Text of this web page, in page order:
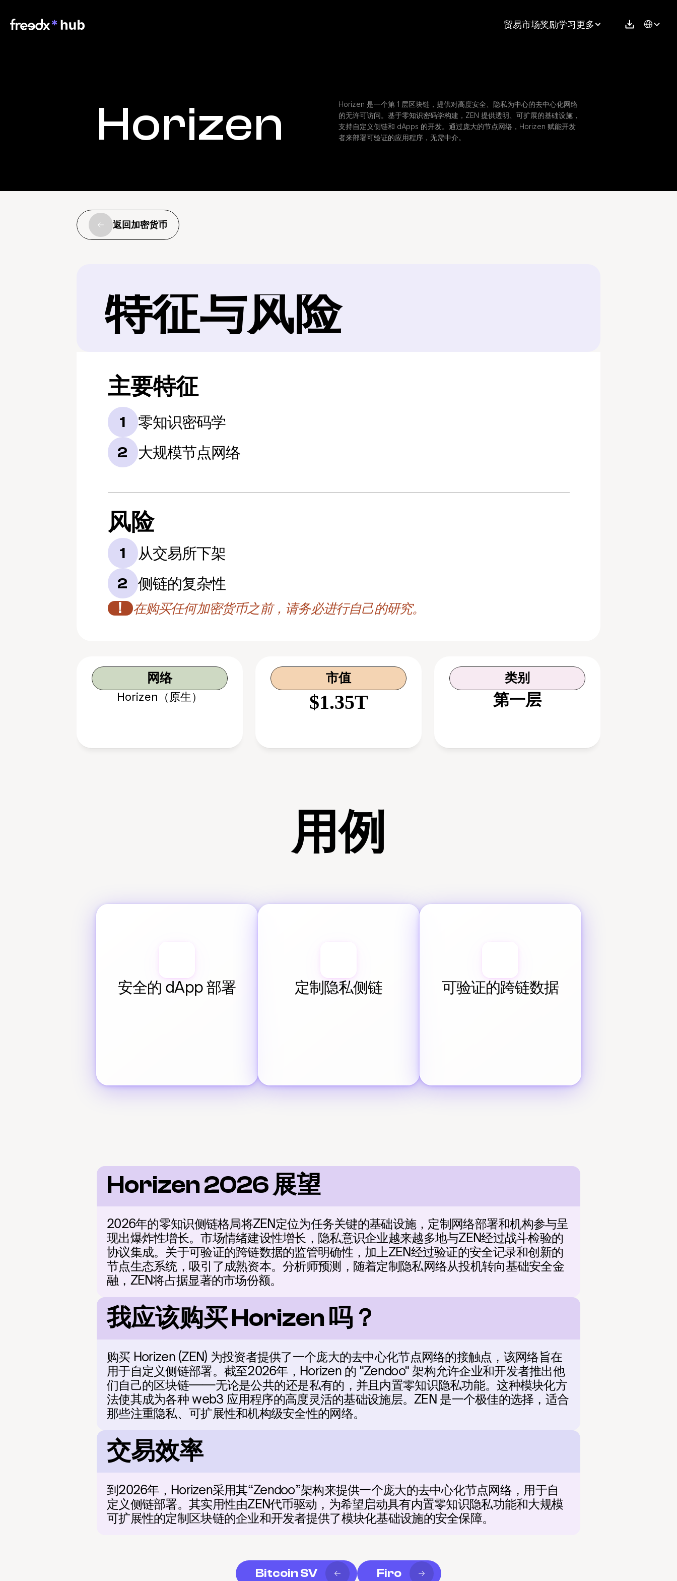
贸易市场奖励学习更多 Select
Horizen
Horizen 是一个第 1 层区块链，提供对高度安全、隐私为中心的去中心化网络
的无许可访问。基于零知识密码学构建，ZEN 提供透明、可扩展的基础设施，
支持自定义侧链和 dApps 的开发。通过庞大的节点网络，Horizen 赋能开发
者来部署可验证的应用程序，无需中介。
返回加密货币
特征与风险
主要特征
1 零知识密码学
2 大规模节点网络
风险
1 从交易所下架
2 侧链的复杂性
！ 在购买任何加密货币之前，请务必进行自己的研究。
网络
Horizen（原生）
市值
$1.35T
类别
第一层
用例
安全的 dApp 部署 定制隐私侧链 可验证的跨链数据
Horizen 2026 展望
2026年的零知识侧链格局将ZEN定位为任务关键的基础设施，定制网络部署和机构参与呈
现出爆炸性增长。市场情绪建设性增长，隐私意识企业越来越多地与ZEN经过战斗检验的
协议集成。关于可验证的跨链数据的监管明确性，加上ZEN经过验证的安全记录和创新的
节点生态系统，吸引了成熟资本。分析师预测，随着定制隐私网络从投机转向基础安全金
融，ZEN将占据显著的市场份额。
我应该购买 Horizen 吗？
购买 Horizen (ZEN) 为投资者提供了一个庞大的去中心化节点网络的接触点，该网络旨在
用于自定义侧链部署。截至2026年，Horizen 的 "Zendoo" 架构允许企业和开发者推出他
们自己的区块链——无论是公共的还是私有的，并且内置零知识隐私功能。这种模块化方
法使其成为各种 web3 应用程序的高度灵活的基础设施层。ZEN 是一个极佳的选择，适合
那些注重隐私、可扩展性和机构级安全性的网络。
交易效率
到2026年，Horizen采用其“Zendoo”架构来提供一个庞大的去中心化节点网络，用于自
定义侧链部署。其实用性由ZEN代币驱动，为希望启动具有内置零知识隐私功能和大规模
可扩展性的定制区块链的企业和开发者提供了模块化基础设施的安全保障。
Bitcoin SV Firo